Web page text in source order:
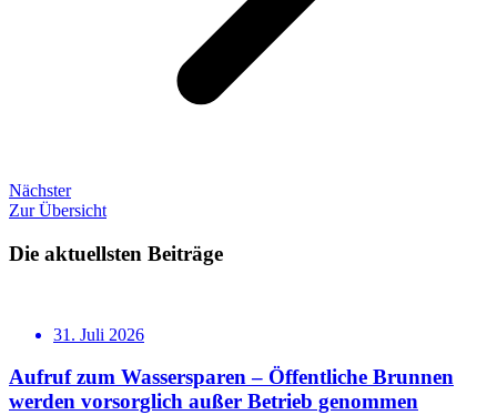
Nächster
Zur Übersicht
Die aktuellsten Beiträge
31. Juli 2026
Aufruf zum Wassersparen – Öffentliche Brunnen
werden vorsorglich außer Betrieb genommen